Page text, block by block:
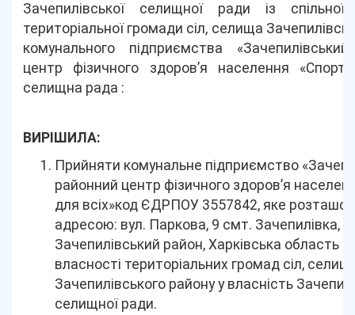
Зачепилівської селищної ради із спільної
територіальної громади сіл, селища
комунального підприємства
центр фізичного здоров’я населення «Спорт
селищна рада :
ВИРІШИЛА:
Прийняти комунальне підприємство
районний центр фізичного здоров’я
для всіх»код ЄДРПОУ 3557842, яке
адресою: вул. Паркова, 9 смт. Зачепилівка,
Зачепилівський район, Харківська область із
власності територіальних громад сіл,
Зачепилівського району у власність
селищної ради.